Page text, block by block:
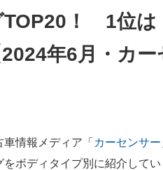
TOP20！ 1位は
年6月・カー
情報メディア「 カーセンサー
ボディタイプ別に紹介して